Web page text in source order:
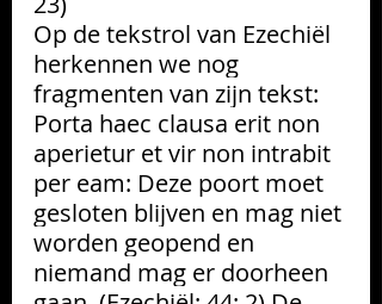
Op de tekstrol van Ezechiël
herkennen we nog
fragmenten van zijn tekst:
Porta haec clausa erit non
aperietur et vir non intrabit
per eam: Deze poort moet
gesloten blijven en mag niet
worden geopend en
niemand mag er doorheen